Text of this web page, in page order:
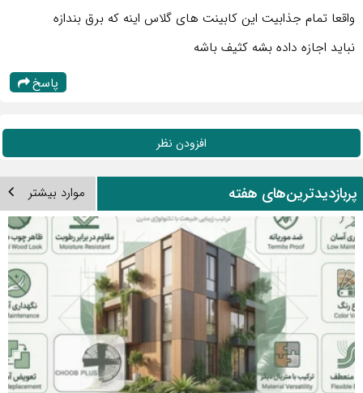
واقعا تمام جذابیت این کابینت های گلاس اینه که برق بندازه
نباید اجازه داده بشه کثیف باشه
پاسخ
افزودن نظر
هفته موارد بیشتر